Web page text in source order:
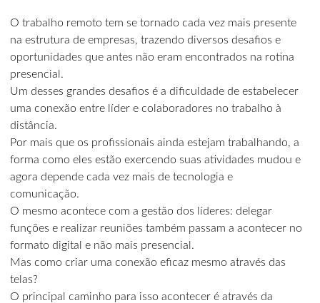
O trabalho remoto tem se tornado cada vez mais presente
na estrutura de empresas, trazendo diversos desafios e
oportunidades que antes não eram encontrados na rotina
presencial.
Um desses grandes desafios é a dificuldade de estabelecer
uma conexão entre líder e colaboradores no trabalho à
distância.
Por mais que os profissionais ainda estejam trabalhando, a
forma como eles estão exercendo suas atividades mudou e
agora depende cada vez mais de tecnologia e
comunicação.
O mesmo acontece com a gestão dos líderes: delegar
funções e realizar reuniões também passam a acontecer no
formato digital e não mais presencial.
Mas como criar uma conexão eficaz mesmo através das
telas?
O principal caminho para isso acontecer é através da